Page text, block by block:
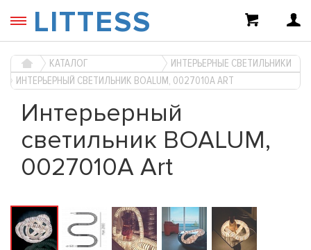
LITTESS
КАТАЛОГ
ИНТЕРЬЕРНЫЕ СВЕТИЛЬНИКИ
ИНТЕРЬЕРНЫЙ СВЕТИЛЬНИК BOALUM, 0027010A ART
Интерьерный
светильник BOALUM,
0027010A Art